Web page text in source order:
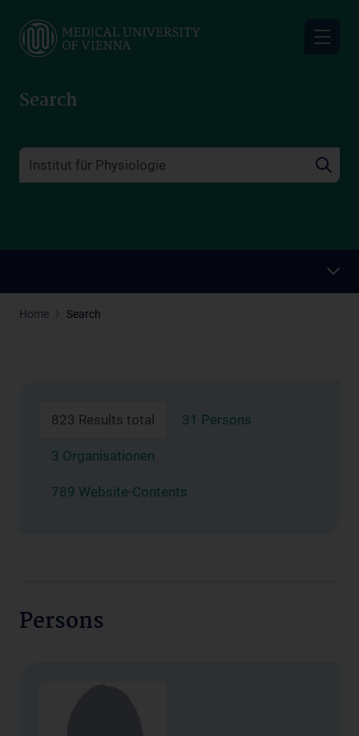
main
Search
Home Search
823 Results total 31 Persons
3 Organisationen
789 Website-Contents
Persons